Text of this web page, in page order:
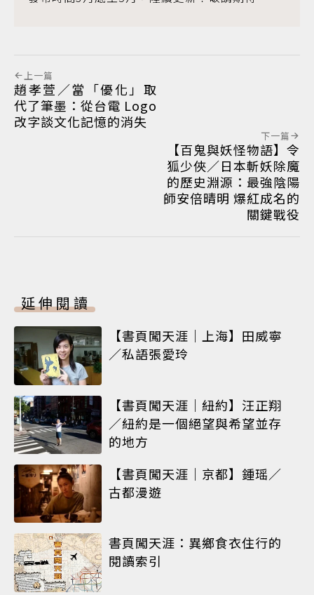
上一篇
趙孝萱／當「優化」取
代了筆墨：從台電 Logo
改字談文化記憶的消失
下一篇
【百鬼與妖怪物語】令
狐少俠／日本斬妖除魔
的歷史淵源：最強陰陽
師安倍晴明 爆紅成名的
關鍵戰役
延伸閱讀
【書頁闖天涯｜上海】田威寧
／私語張愛玲
【書頁闖天涯｜紐約】汪正翔
／紐約是一個絕望與希望並存
的地方
【書頁闖天涯｜京都】鍾瑶／
古都漫遊
書頁闖天涯：異鄉食衣住行的
閱讀索引